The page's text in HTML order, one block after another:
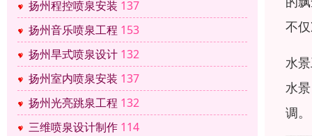
扬州程控喷泉安装 137
扬州音乐喷泉工程 153
扬州旱式喷泉设计 132
扬州室内喷泉安装 137
扬州光亮跳泉工程 132
三维喷泉设计制作 114
不
水
水
调。